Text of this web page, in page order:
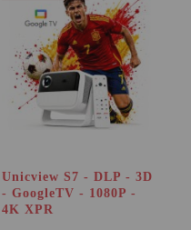
Unicview S7 - DLP - 3D
- GoogleTV - 1080P -
4K XPR